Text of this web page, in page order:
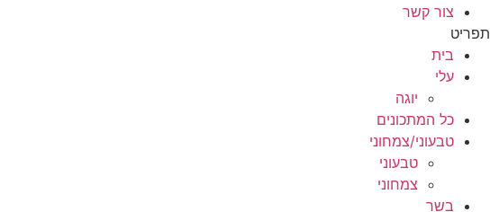
צור קשר
תפריט
בית
עלי
יוגה
כל המתכונים
טבעוני/צמחוני
טבעוני
צמחוני
בשר